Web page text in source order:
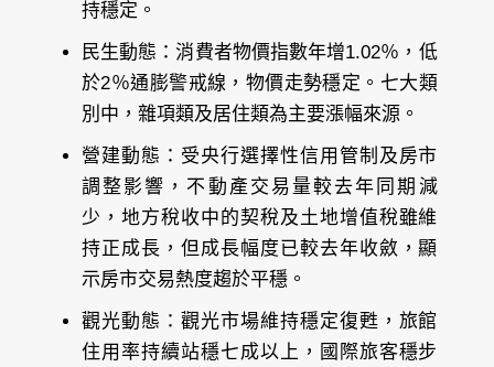
持穩定。
民生動態：消費者物價指數年增1.02％，低
於2％通膨警戒線，物價走勢穩定。七大類
別中，雜項類及居住類為主要漲幅來源。
營建動態：受央行選擇性信用管制及房市
調整影響，不動產交易量較去年同期減
少，地方稅收中的契稅及土地增值稅雖維
持正成長，但成長幅度已較去年收斂，顯
示房市交易熱度趨於平穩。
觀光動態：觀光市場維持穩定復甦，旅館
住用率持續站穩七成以上，國際旅客穩步